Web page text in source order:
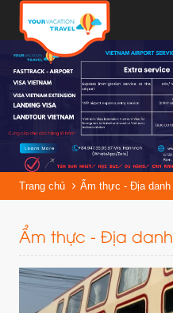
Trang chủ Ẩm thực - Địa danh
Ẩm thực - Địa danh